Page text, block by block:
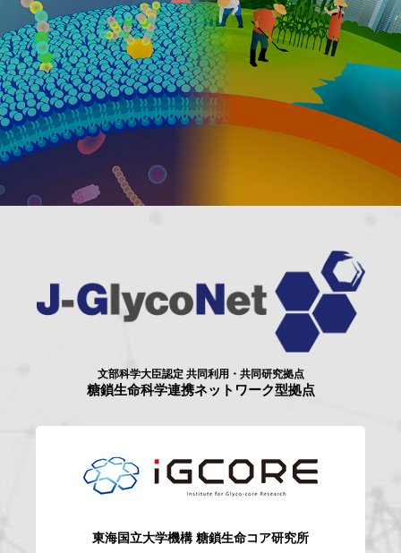
文部科学大臣認定 共同利用・共同研究拠点
糖鎖生命科学連携ネットワーク型拠点
東海国立大学機構糖鎖生命コア研究所